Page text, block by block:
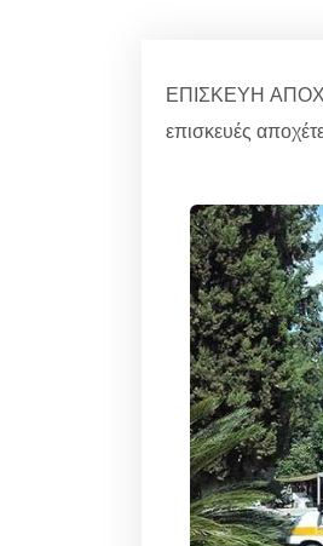
ΕΠΙΣΚΕΥΗ
επισκευές